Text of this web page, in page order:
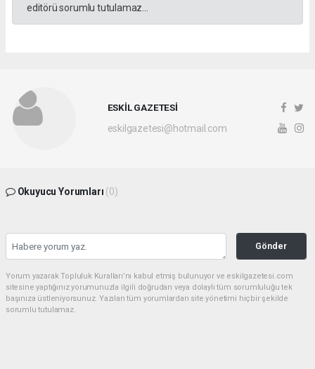
editörü sorumlu tutulamaz...
ESKİL GAZETESİ
eskilgazetesi@hotmail.com
Okuyucu Yorumları (0)
Gönder
Yorum yazarak Topluluk Kuralları’nı kabul etmiş bulunuyor ve eskilgazetesi.com
sitesine yaptığınız yorumunuzla ilgili doğrudan veya dolaylı tüm sorumluluğu tek
başınıza üstleniyorsunuz. Yazılan tüm yorumlardan site yönetimi hiçbir şekilde
sorumlu tutulamaz.